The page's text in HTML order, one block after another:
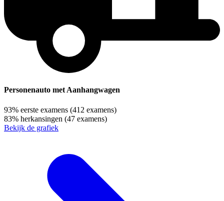
Personenauto met Aanhangwagen
93% eerste examens (412 examens)
83% herkansingen (47 examens)
Bekijk de grafiek